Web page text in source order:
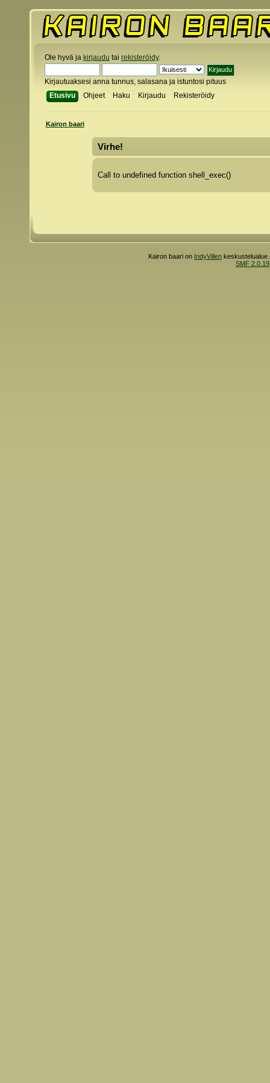
Ole hyvä ja kirjaudu tai rekisteröidy.
Kirjautuaksesi anna tunnus, salasana ja istuntosi pituus
Etusivu
Ohjeet Haku Kirjaudu Rekisteröidy
Kairon baari
Virhe!
Call to undefined function shell_exec()
Kairon baari on IndyVillen
SMF 2.0.19